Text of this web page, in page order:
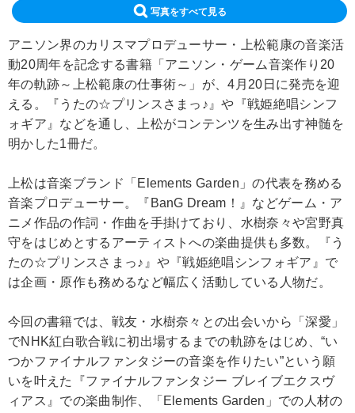
写真をすべて見る
アニソン界のカリスマプロデューサー・上松範康の音楽活
動20周年を記念する書籍「アニソン・ゲーム音楽作り20
年の軌跡～上松範康の仕事術～」が、4月20日に発売を迎
える。『うたの☆プリンスさまっ♪』や『戦姫絶唱シンフ
ォギア』などを通し、上松がコンテンツを生み出す神髄を
明かした1冊だ。
上松は音楽ブランド「Elements Garden」の代表を務める
音楽プロデューサー。『BanG Dream！』などゲーム・ア
ニメ作品の作詞・作曲を手掛けており、水樹奈々や宮野真
守をはじめとするアーティストへの楽曲提供も多数。『う
たの☆プリンスさまっ♪』や『戦姫絶唱シンフォギア』で
は企画・原作も務めるなど幅広く活動している人物だ。
今回の書籍では、戦友・水樹奈々との出会いから「深愛」
でNHK紅白歌合戦に初出場するまでの軌跡をはじめ、“い
つかファイナルファンタジーの音楽を作りたい”という願
いを叶えた『ファイナルファンタジー ブレイブエクスヴ
ィアス』での楽曲制作、「Elements Garden」での人材の